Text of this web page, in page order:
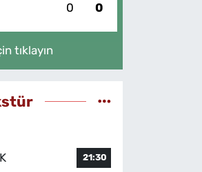
0 0
tıklayın
21:30